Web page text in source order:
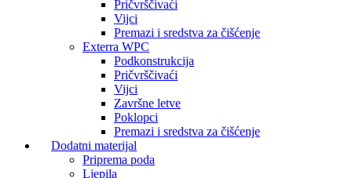
Pričvrščivaći
Vijci
Premazi i sredstva za čišćenje
Exterra WPC
Podkonstrukcija
Pričvrščivaći
Vijci
Završne letve
Poklopci
Premazi i sredstva za čišćenje
Dodatni materijal
Priprema poda
Ljepila